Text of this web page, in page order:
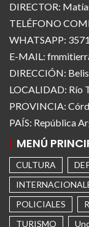
DIRECTOR:
TELÉFONO
WHATSAPP:
E-MAIL:
DIRECCIÓN:
LOCALIDAD: Río
PROVINCIA:
PAÍS: República
MENÚ
CULTURA
POLICIALES
TURISMO